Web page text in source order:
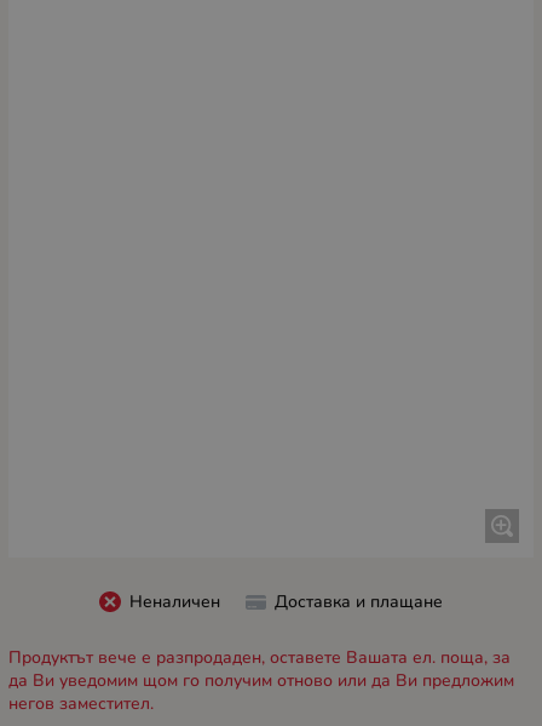
Неналичен Доставка и плащане
Продуктът вече е разпродаден, оставете Вашата ел. поща, за
да Ви уведомим щом го получим отново или да Ви предложим
негов заместител.